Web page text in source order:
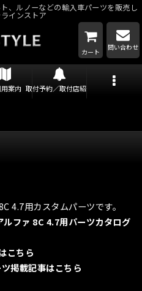
、ルノーなどの輸入車パーツを販売し
インストア
カート
問い合わせ
用案内 取付予約／取付店紹介
4.7用カスタムパーツです。
ファ 8C 4.7用パーツカタログ
こちら
掲載記事はこちら